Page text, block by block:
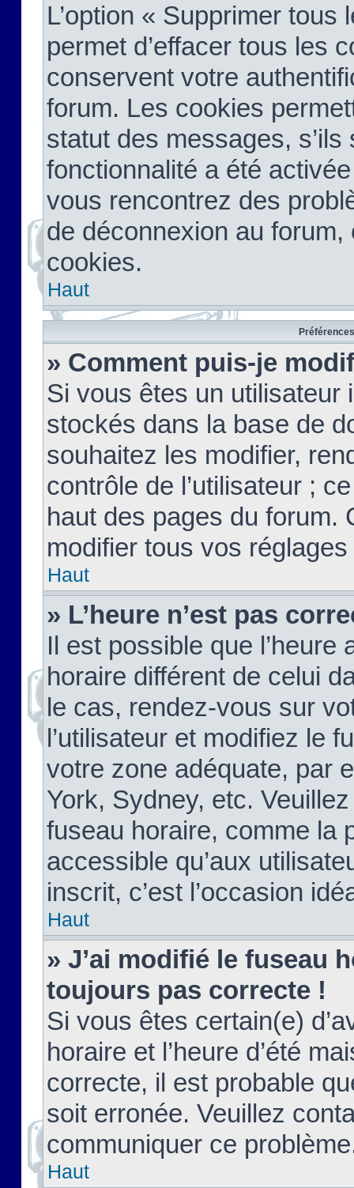
L’option « Supprimer
permet d’effacer tous les
conservent votre
forum. Les cookies
statut des messages,
fonctionnalité a été
vous rencontrez des
de déconnexion au
cookies.
Haut
» Comment puis-je
Si vous êtes un
stockés dans la base de
souhaitez les modifier,
contrôle de l’utilisateur ;
haut des pages du forum.
modifier tous vos
Haut
» L’heure n’est pas
Il est possible que
horaire différent de celui
le cas, rendez-vous sur
l’utilisateur et modifiez le
votre zone adéquate, par
York, Sydney, etc.
fuseau horaire, comme la
accessible qu’aux
inscrit, c’est l’occasion
Haut
» J’ai modifié le fuseau
toujours pas correcte !
Si vous êtes certain(e)
horaire et l’heure d’été
correcte, il est probable
soit erronée. Veuillez
communiquer ce
Haut